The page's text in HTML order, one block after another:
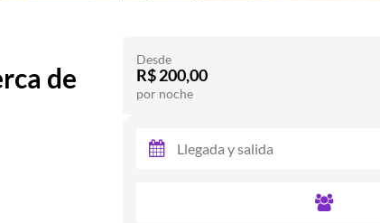
de
Desde
R$ 200,00
por noche